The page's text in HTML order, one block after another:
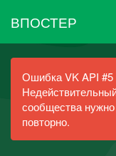
ВПОСТЕР
Ошибка VK API #5
сообщества нужно
повторно.